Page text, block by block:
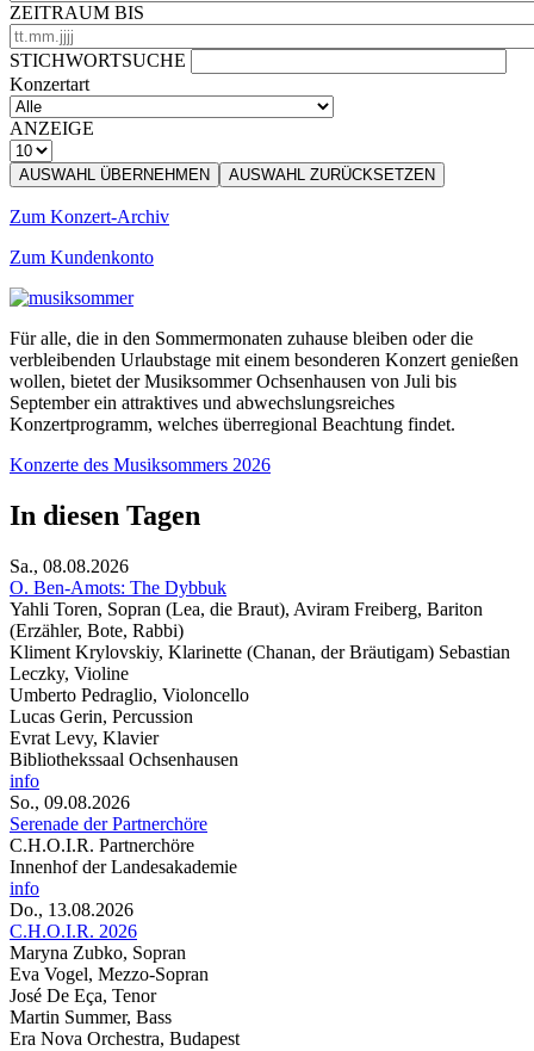
ZEITRAUM BIS
STICHWORTSUCHE
Konzertart
ANZEIGE
AUSWAHL ÜBERNEHMEN AUSWAHL ZURÜCKSETZEN
Zum Konzert-Archiv
Zum Kundenkonto
Für alle, die in den Sommermonaten zuhause bleiben oder die
verbleibenden Urlaubstage mit einem besonderen Konzert genießen
wollen, bietet der Musiksommer Ochsenhausen von Juli bis
September ein attraktives und abwechslungsreiches
Konzertprogramm, welches überregional Beachtung findet.
Konzerte des Musiksommers 2026
In diesen Tagen
Sa., 08.08.2026
O. Ben-Amots: The Dybbuk
Yahli Toren, Sopran (Lea, die Braut), Aviram Freiberg, Bariton
(Erzähler, Bote, Rabbi)
Kliment Krylovskiy, Klarinette (Chanan, der Bräutigam) Sebastian
Leczky, Violine
Umberto Pedraglio, Violoncello
Lucas Gerin, Percussion
Evrat Levy, Klavier
Bibliothekssaal Ochsenhausen
info
So., 09.08.2026
Serenade der Partnerchöre
C.H.O.I.R. Partnerchöre
Innenhof der Landesakademie
info
Do., 13.08.2026
C.H.O.I.R. 2026
Maryna Zubko, Sopran
Eva Vogel, Mezzo-Sopran
José De Eça, Tenor
Martin Summer, Bass
Era Nova Orchestra, Budapest